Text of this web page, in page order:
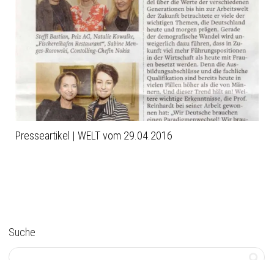
Presseartikel | WELT vom 29.04.2016
Suche